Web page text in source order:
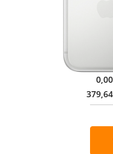
0,00
379,64